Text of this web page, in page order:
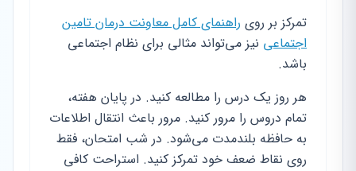
تمرکز بر روی راهنمای کامل معاونت درمان تامین
اجتماعی نیز می‌تواند مثالی برای نظام اجتماعی
باشد.
هر روز یک درس را مطالعه کنید. در پایان هفته،
تمام دروس را مرور کنید. مرور باعث انتقال اطلاعات
به حافظه بلندمدت می‌شود. در شب امتحان، فقط
روی نقاط ضعف خود تمرکز کنید. استراحت کافی